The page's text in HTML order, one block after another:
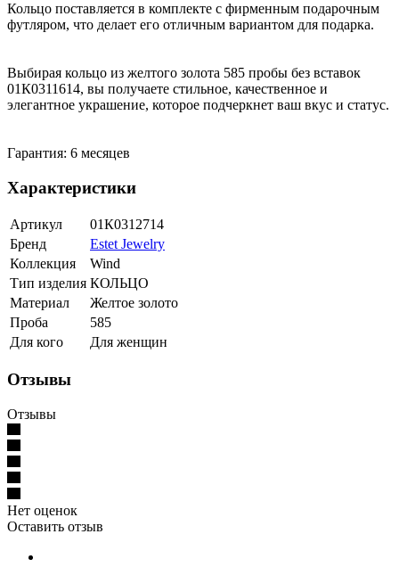
Кольцо поставляется в комплекте с фирменным подарочным
футляром, что делает его отличным вариантом для подарка.
Выбирая кольцо из желтого золота 585 пробы без вставок
01К0311614, вы получаете стильное, качественное и
элегантное украшение, которое подчеркнет ваш вкус и статус.
Гарантия: 6 месяцев
Характеристики
Артикул
01К0312714
Бренд
Estet Jewelry
Коллекция
Wind
Тип изделия КОЛЬЦО
Материал
Желтое золото
Проба
585
Для кого
Для женщин
Отзывы
Отзывы
Нет оценок
Оставить отзыв